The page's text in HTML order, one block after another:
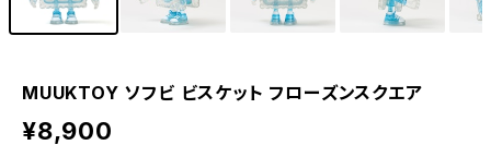
MUUKTOY ソフビ ビスケット フローズンスクエア
¥8,900